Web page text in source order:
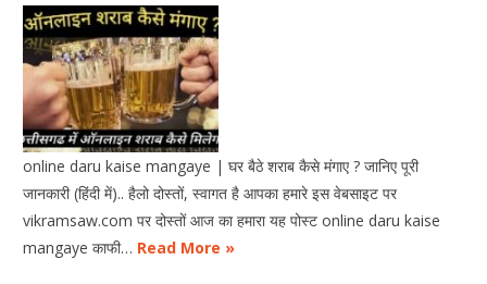
online daru kaise mangaye | घर बैठे शराब कैसे मंगाए ? जानिए पूरी
जानकारी (हिंदी में).. हैलो दोस्तों, स्वागत है आपका हमारे इस वेबसाइट पर
vikramsaw.com पर दोस्तों आज का हमारा यह पोस्ट online daru kaise
mangaye काफी… Read More »